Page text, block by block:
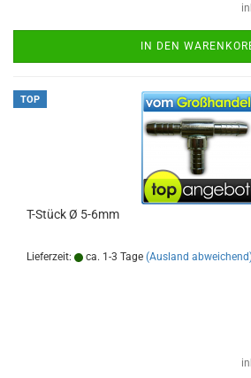
IN DEN
TOP
T-Stück Ø 5-6mm
Lieferzeit: ca. 1-3 Tage (Ausland